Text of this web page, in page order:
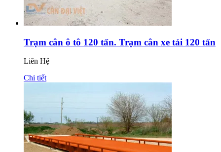
Trạm cân ô tô 120 tấn. Trạm cân xe tải 120 tấn
Liên Hệ
Chi tiết